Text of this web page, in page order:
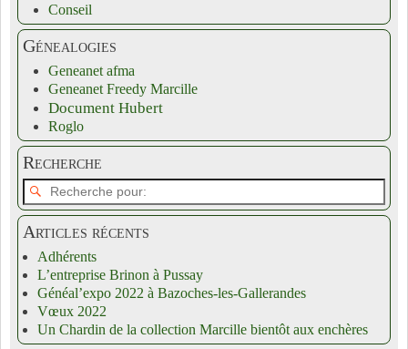
Conseil
Génealogies
Geneanet afma
Geneanet Freedy Marcille
Document Hubert
Roglo
Recherche
Articles récents
Adhérents
L’entreprise Brinon à Pussay
Généal’expo 2022 à Bazoches-les-Gallerandes
Vœux 2022
Un Chardin de la collection Marcille bientôt aux enchères